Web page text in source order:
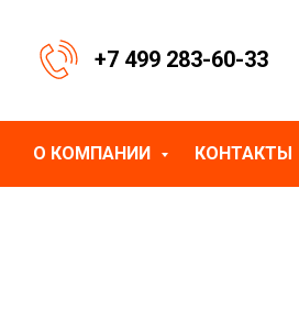
+7 499 283-60-33
О КОМПАНИИ КОНТАКТЫ